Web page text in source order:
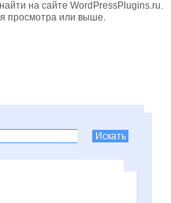
на сайте WordPressPlugins.ru.
просмотра или выше.